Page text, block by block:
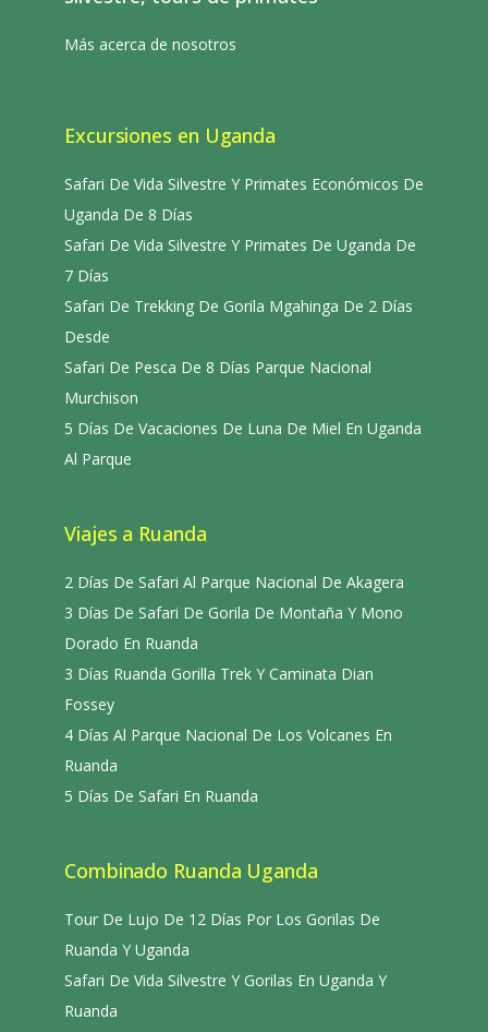
Más acerca de nosotros
Excursiones en Uganda
Safari De Vida Silvestre Y Primates Económicos De
Uganda De 8 Días
Safari De Vida Silvestre Y Primates De Uganda De
7 Días
Safari De Trekking De Gorila Mgahinga De 2 Días
Desde
Safari De Pesca De 8 Días Parque Nacional
Murchison
5 Días De Vacaciones De Luna De Miel En Uganda
Al Parque
Viajes a Ruanda
2 Días De Safari Al Parque Nacional De Akagera
3 Días De Safari De Gorila De Montaña Y Mono
Dorado En Ruanda
3 Días Ruanda Gorilla Trek Y Caminata Dian
Fossey
4 Días Al Parque Nacional De Los Volcanes En
Ruanda
5 Días De Safari En Ruanda
Combinado Ruanda Uganda
Tour De Lujo De 12 Días Por Los Gorilas De
Ruanda Y Uganda
Safari De Vida Silvestre Y Gorilas En Uganda Y
Ruanda